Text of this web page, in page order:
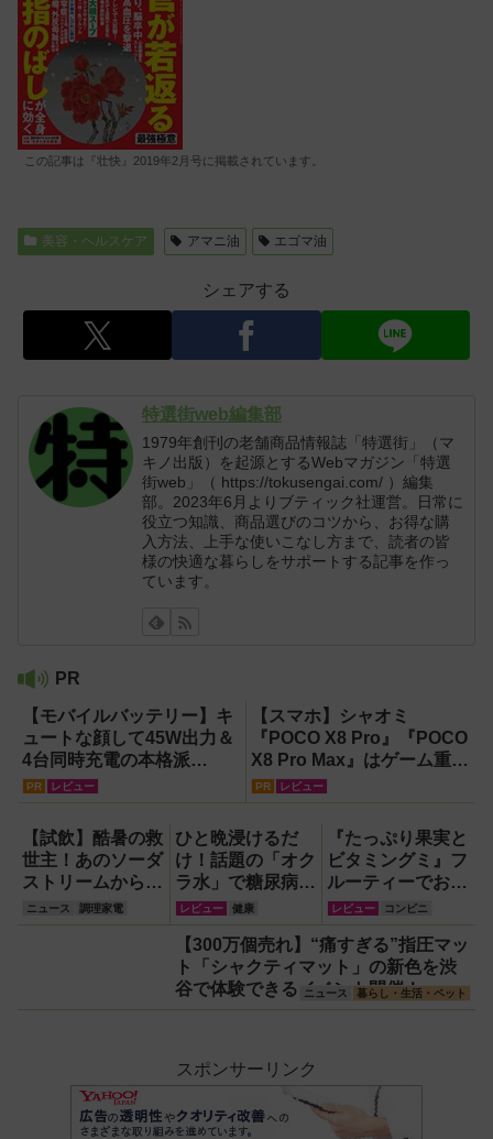
この記事は『壮快』2019年2月号に掲載されています。
美容・ヘルスケア アマニ油 エゴマ油
シェアする
特選街web編集部
1979年創刊の老舗商品情報誌「特選街」（マ
キノ出版）を起源とするWebマガジン「特選
街web」（ https://tokusengai.com/ ）編集
部。2023年6月よりブティック社運営。日常に
役立つ知識、商品選びのコツから、お得な購
入方法、上手な使いこなし方まで、読者の皆
様の快適な暮らしをサポートする記事を作っ
ています。
PR
【モバイルバッテリー】キ
ュートな顔して45W出力＆
4台同時充電の本格派
『RORRY CharmGo オー
バイルファンもノートPC
も安心
PR レビュー
【スマホ】シャオミ
『POCO X8 Pro』『POCO
X8 Pro Max』はゲーム重視
ならコスパ最強クラス！
PR レビュー
【試飲】酷暑の救
世主！あのソーダ
ストリームから
『くだもの
Vinegar（ビネガ
ニュース 調理家電
ひと晩浸けるだ
け！話題の「オク
ラ水」で糖尿病・
高血圧・関節痛を
撃退する簡単習慣
【2026年最新
版】
レビュー 健康
『たっぷり果実と
ビタミングミ』フ
ルーティーでおい
しいのに1日分の
ビタミンもとれる
って!?【食べてみ
た】
レビュー コンビニ
【300万個売れ】“痛すぎる”指圧マッ
ト「シャクティマット」の新色を渋
谷で体験できるイベント開催！
ニュース 暮らし・生活・ペット
スポンサーリンク